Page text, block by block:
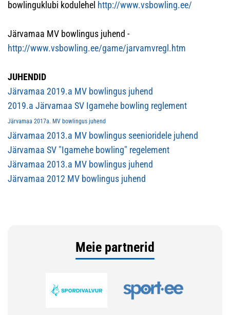
bowlinguklubi kodulehel http://www.vsbowling.ee/
Järvamaa MV bowlingus juhend -
http://www.vsbowling.ee/game/jarvamvregl.htm
JUHENDID
Järvamaa 2019.a MV bowlingus juhend
2019.a Järvamaa SV Igamehe bowling reglement
Järvamaa 2017a. MV bowlingus juhend
Järvamaa 2013.a MV bowlingus seenioridele juhend
Järvamaa SV "Igamehe bowling" regelement
Järvamaa 2013.a MV bowlingus juhend
Järvamaa 2012 MV bowlingus juhend
Meie partnerid